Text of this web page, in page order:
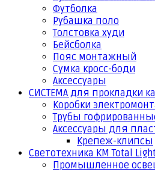
Футболка
Рубашка поло
Толстовка худи
Бейсболка
Пояс монтажный
Сумка кросс-боди
Аксессуары
СИСТЕМА для прокладки
Коробки
Трубы
Аксессуары для
Крепеж-клипсы
Светотехника КМ Total Light
Промышленное